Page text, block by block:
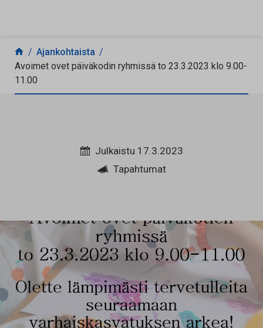
Siirry sisältöön
Ajankohtaista
Avoimet ovet päiväkodin ryhmissä to 23.3.2023 klo 9.00-
11.00
Julkaistu 17.3.2023
Tapahtumat